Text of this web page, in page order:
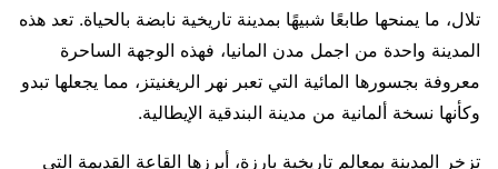
تلال، ما يمنحها طابعًا شبيهًا بمدينة تاريخية نابضة بالحياة. تعد هذه
المدينة واحدة من اجمل مدن المانيا، فهذه الوجهة الساحرة
معروفة بجسورها المائية التي تعبر نهر الريغنيتز، مما يجعلها تبدو
وكأنها نسخة ألمانية من مدينة البندقية الإيطالية.
تزخر المدينة بمعالم تاريخية بارزة، أبرزها القاعة القديمة التي